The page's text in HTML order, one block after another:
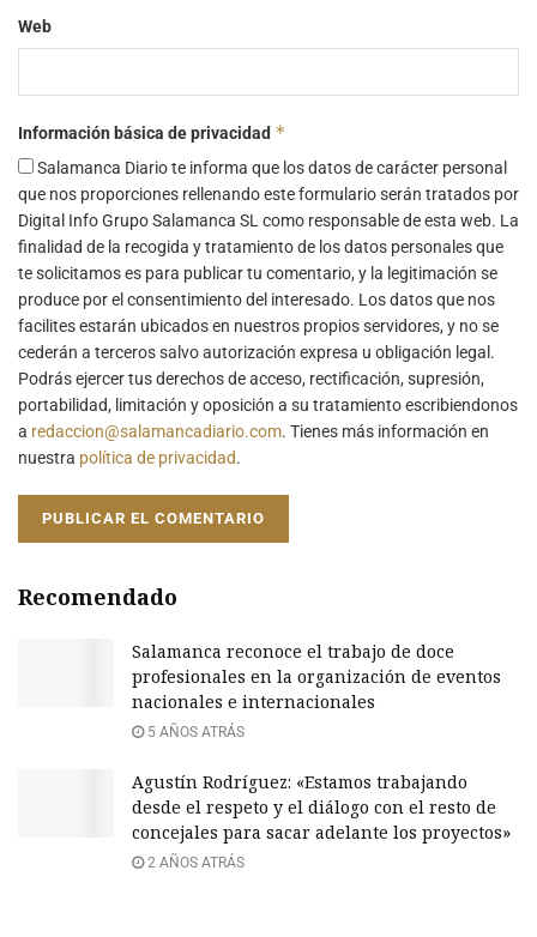
Web
Información básica de privacidad *
Salamanca Diario te informa que los datos de carácter personal
que nos proporciones rellenando este formulario serán tratados por
Digital Info Grupo Salamanca SL como responsable de esta web. La
finalidad de la recogida y tratamiento de los datos personales que
te solicitamos es para publicar tu comentario, y la legitimación se
produce por el consentimiento del interesado. Los datos que nos
facilites estarán ubicados en nuestros propios servidores, y no se
cederán a terceros salvo autorización expresa u obligación legal.
Podrás ejercer tus derechos de acceso, rectificación, supresión,
portabilidad, limitación y oposición a su tratamiento escribiendonos
a redaccion@salamancadiario.com. Tienes más información en
nuestra política de privacidad.
Recomendado
Salamanca reconoce el trabajo de doce
profesionales en la organización de eventos
nacionales e internacionales
5 AÑOS ATRÁS
Agustín Rodríguez: «Estamos trabajando
desde el respeto y el diálogo con el resto de
concejales para sacar adelante los proyectos»
2 AÑOS ATRÁS